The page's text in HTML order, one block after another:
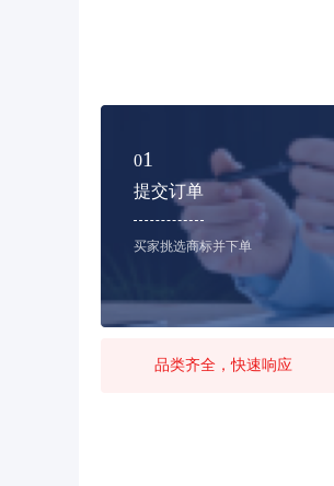
01
提交订单
买家挑选商标并下单
品类齐全，快速响应